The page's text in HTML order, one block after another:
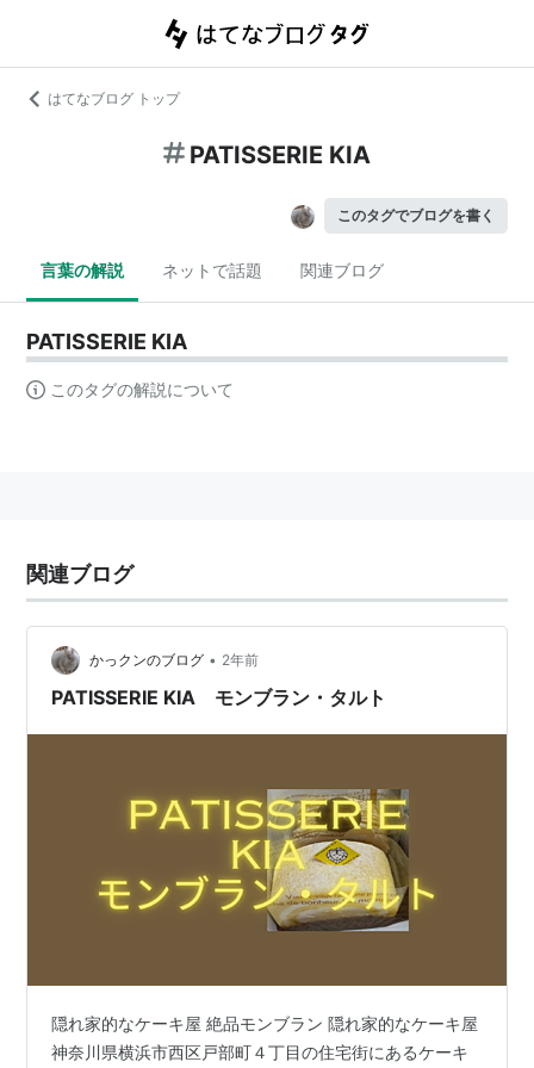
はてなブログ トップ
PATISSERIE KIA
このタグでブログを書く
言葉の解説 ネットで話題 関連ブログ
PATISSERIE KIA
このタグの解説について
関連ブログ
かっクンのブログ • 2年前
PATISSERIE KIA モンブラン・タルト
隠れ家的なケーキ屋 絶品モンブラン 隠れ家的なケーキ屋
神奈川県横浜市西区戸部町４丁目の住宅街にあるケーキ